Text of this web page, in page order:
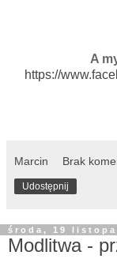
A
https://
Marcin Brak
Udostępnij
środa, 19
Modlitwa -